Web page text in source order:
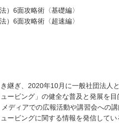
6面攻略術〈基礎編〉
6面攻略術〈超速編〉
継ぎ、2020年10月に一般社団法人と
ービング」の健全な普及と発展を目
ディアでの広報活動や講習会への
ービングに関する情報を発信してい
國屋書店で購入
Club.comで購入